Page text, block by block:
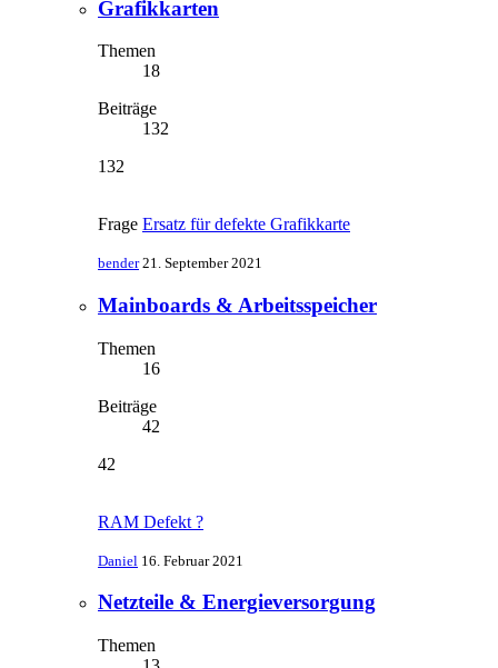
Grafikkarten
Themen
18
Beiträge
132
132
Frage Ersatz für defekte Grafikkarte
bender 21. September 2021
Mainboards & Arbeitsspeicher
Themen
16
Beiträge
42
42
RAM Defekt ?
Daniel 16. Februar 2021
Netzteile & Energieversorgung
Themen